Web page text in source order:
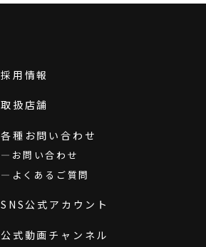
採用情報
取扱店舗
各種お問い合わせ
お問い合わせ
よくあるご質問
SNS公式アカウント
公式動画チャンネル